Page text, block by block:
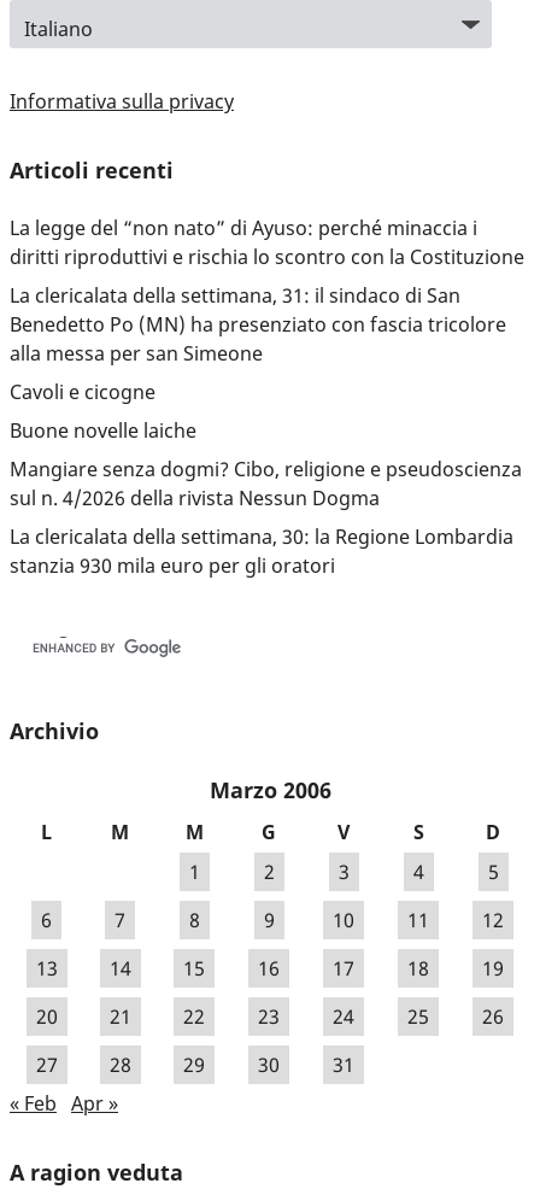
Informativa sulla privacy
Articoli recenti
La legge del “non nato” di Ayuso: perché minaccia i
diritti riproduttivi e rischia lo scontro con la Costituzione
La clericalata della settimana, 31: il sindaco di San
Benedetto Po (MN) ha presenziato con fascia tricolore
alla messa per san Simeone
Cavoli e cicogne
Buone novelle laiche
Mangiare senza dogmi? Cibo, religione e pseudoscienza
sul n. 4/2026 della rivista Nessun Dogma
La clericalata della settimana, 30: la Regione Lombardia
stanzia 930 mila euro per gli oratori
Archivio
Marzo 2006
L M M G V S
D
1
2 3 4
5
6
7 8 9 10 11
12
13
14 15 16 17 18
19
20
21 22 23 24 25
26
27
28 29 30
31
« Feb Apr »
A ragion veduta